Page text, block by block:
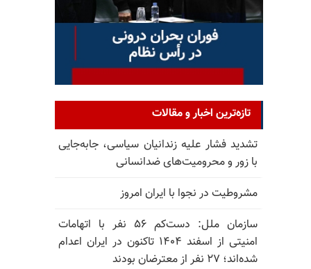
تازه‌ترین اخبار و مقالات
تشدید فشار علیه زندانیان سیاسی، جابه‌جایی
با زور و محرومیت‌های ضدانسانی
مشروطیت در نجوا با ایران امروز
سازمان ملل: دست‌کم ۵۶ نفر با اتهامات
امنیتی از اسفند ۱۴۰۴ تاکنون در ایران اعدام
شده‌اند؛ ۲۷ نفر از معترضان بودند